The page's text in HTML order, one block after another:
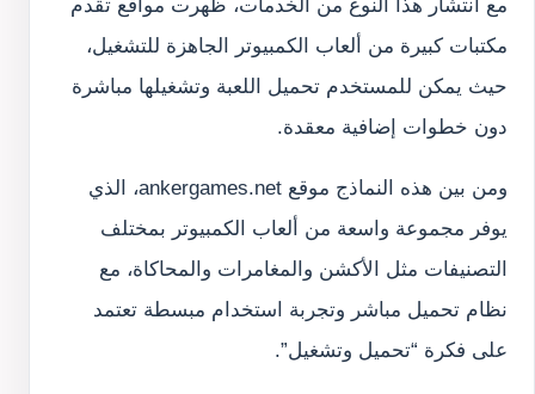
مكتبات كبيرة من ألعاب الكمبيوتر الجاهزة للتشغيل،
حيث يمكن للمستخدم تحميل اللعبة وتشغيلها مباشرة
دون خطوات إضافية معقدة.
ومن بين هذه النماذج موقع ankergames.net، الذي
يوفر مجموعة واسعة من ألعاب الكمبيوتر بمختلف
التصنيفات مثل الأكشن والمغامرات والمحاكاة، مع
نظام تحميل مباشر وتجربة استخدام مبسطة تعتمد
على فكرة “تحميل وتشغيل”.